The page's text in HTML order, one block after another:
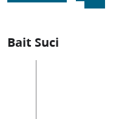
Bait Suci